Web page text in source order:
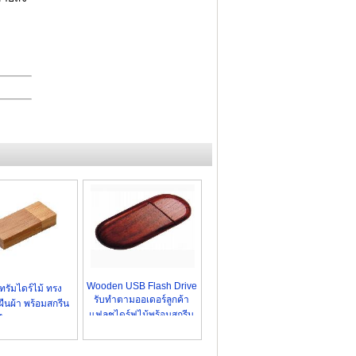
รัมไดร์ไม้ ทรง
นผ้า พร้อมสกรีน
ำ ตามแบบ ราคา
Wooden USB Flash Drive
รับทำตามออเดอร์ลูกค้า
แฟลชไดร์ฟไม้พร้อมสกรีน